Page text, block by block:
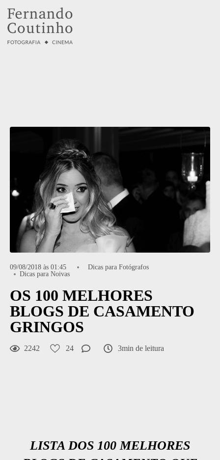
09/08/2018 às 01:45
Dicas para Fotógrafos
Dicas para Noivas
OS 100 MELHORES
BLOGS DE CASAMENTO
GRINGOS
2242 24 3min de leitura
LISTA DOS 100 MELHORES